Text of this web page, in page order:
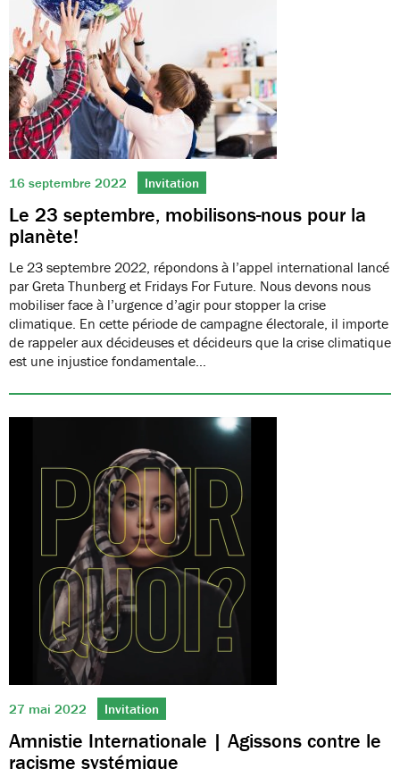
16 septembre 2022 Invitation
Le 23 septembre, mobilisons-nous pour la
planète!
Le 23 septembre 2022, répondons à l’appel international lancé
par Greta Thunberg et Fridays For Future. Nous devons nous
mobiliser face à l’urgence d’agir pour stopper la crise
climatique. En cette période de campagne électorale, il importe
de rappeler aux décideuses et décideurs que la crise climatique
est une injustice fondamentale…
27 mai 2022 Invitation
Amnistie Internationale | Agissons contre le
racisme systémique